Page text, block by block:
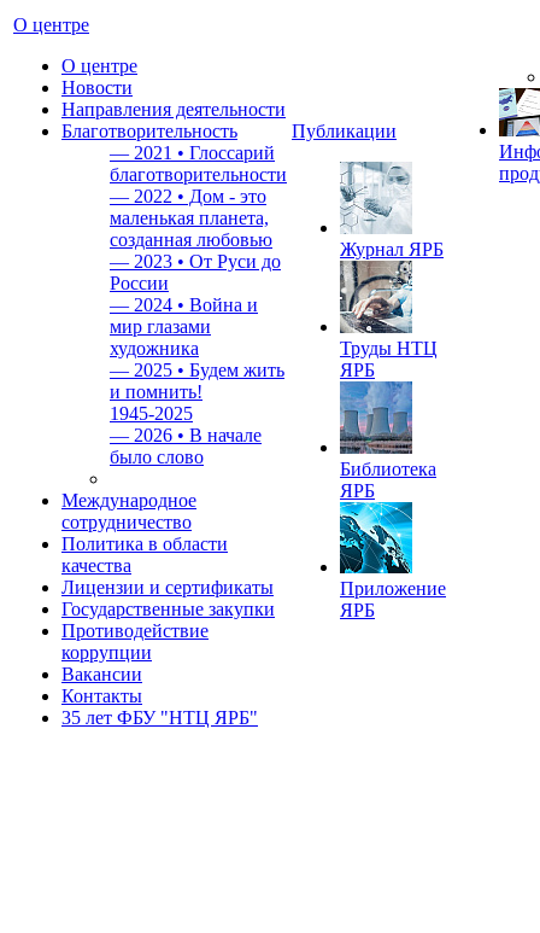
О центре
О центре
Новости
Направления деятельности
Благотворительность
— 2021 • Глоссарий
благотворительности
— 2022 • Дом - это
маленькая планета,
созданная любовью
— 2023 • От Руси до
России
— 2024 • Война и
мир глазами
художника
— 2025 • Будем жить
и помнить!
1945-2025
— 2026 • В начале
было слово
Международное
сотрудничество
Политика в области
качества
Лицензии и сертификаты
Государственные закупки
Противодействие
коррупции
Вакансии
Контакты
35 лет ФБУ "НТЦ ЯРБ"
Публикации
Журнал ЯРБ
Труды НТЦ
ЯРБ
Библиотека
ЯРБ
Приложение
ЯРБ